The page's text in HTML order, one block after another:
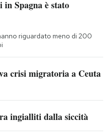
Spagna è stato
riguardato meno di 200
crisi migratoria a Ceuta
ingialliti dalla siccità